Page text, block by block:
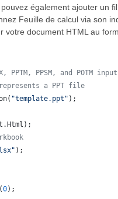
également ajouter
Feuille de calcul via son
document HTML au
PPTM, PPSM, and POTM
a PPT file
( "template.ppt" );
. Html );
);
(0);